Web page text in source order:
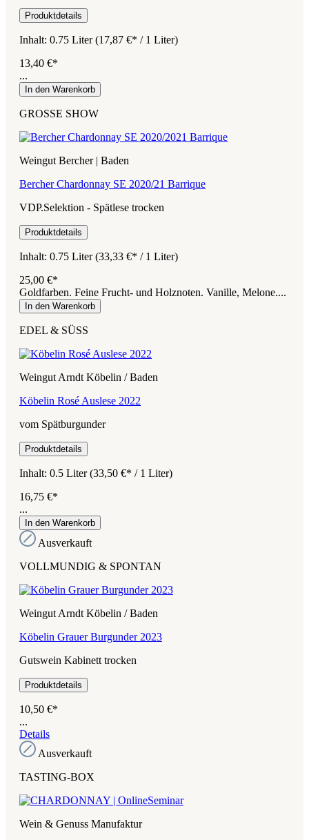
Produktdetails
Inhalt: 0.75 Liter(17,87 €* / 1 Liter)
13,40 €*
...
In den Warenkorb
GROSSE SHOW
Weingut Bercher | Baden
Bercher Chardonnay SE 2020/21 Barrique
VDP.Selektion - Spätlese trocken
Produktdetails
Inhalt: 0.75 Liter(33,33 €* / 1 Liter)
25,00 €*
Goldfarben. Feine Frucht- und Holznoten. Vanille, Melone....
In den Warenkorb
EDEL & SÜSS
Weingut Arndt Köbelin / Baden
Köbelin Rosé Auslese 2022
vom Spätburgunder
Produktdetails
Inhalt: 0.5 Liter(33,50 €* / 1 Liter)
16,75 €*
...
In den Warenkorb
Ausverkauft
VOLLMUNDIG & SPONTAN
Weingut Arndt Köbelin / Baden
Köbelin Grauer Burgunder 2023
Gutswein Kabinett trocken
Produktdetails
10,50 €*
...
Details
Ausverkauft
TASTING-BOX
Wein & Genuss Manufaktur